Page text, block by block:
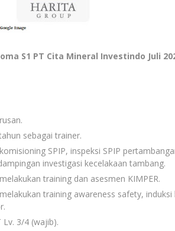
S1 PT Cita Mineral Investindo Juli
sebagai trainer.
SPIP, inspeksi SPIP
investigasi kecelakaan tambang.
training dan asesmen KIMPER.
training awareness safety, induksi
Lv. 3/4 (wajib).